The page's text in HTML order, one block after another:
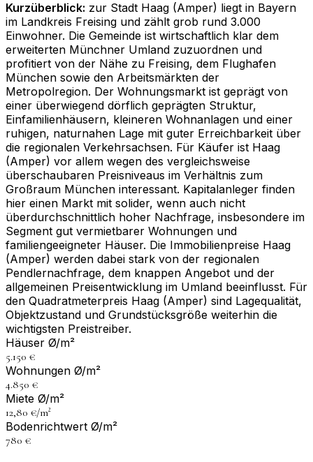
Kurzüberblick: zur Stadt Haag (Amper) liegt in Bayern
im Landkreis Freising und zählt grob rund 3.000
Einwohner. Die Gemeinde ist wirtschaftlich klar dem
erweiterten Münchner Umland zuzuordnen und
profitiert von der Nähe zu Freising, dem Flughafen
München sowie den Arbeitsmärkten der
Metropolregion. Der Wohnungsmarkt ist geprägt von
einer überwiegend dörflich geprägten Struktur,
Einfamilienhäusern, kleineren Wohnanlagen und einer
ruhigen, naturnahen Lage mit guter Erreichbarkeit über
die regionalen Verkehrsachsen. Für Käufer ist Haag
(Amper) vor allem wegen des vergleichsweise
überschaubaren Preisniveaus im Verhältnis zum
Großraum München interessant. Kapitalanleger finden
hier einen Markt mit solider, wenn auch nicht
überdurchschnittlich hoher Nachfrage, insbesondere im
Segment gut vermietbarer Wohnungen und
familiengeeigneter Häuser. Die Immobilienpreise Haag
(Amper) werden dabei stark von der regionalen
Pendlernachfrage, dem knappen Angebot und der
allgemeinen Preisentwicklung im Umland beeinflusst. Für
den Quadratmeterpreis Haag (Amper) sind Lagequalität,
Objektzustand und Grundstücksgröße weiterhin die
wichtigsten Preistreiber.
Häuser Ø/m²
5.150 €
Wohnungen Ø/m²
4.850 €
Miete Ø/m²
12,80 €/m²
Bodenrichtwert Ø/m²
780 €